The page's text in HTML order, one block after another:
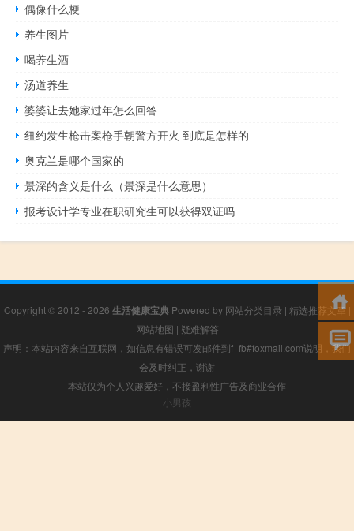
偶像什么梗
养生图片
喝养生酒
汤道养生
婆婆让去她家过年怎么回答
纽约发生枪击案枪手朝警方开火 到底是怎样的
奥克兰是哪个国家的
景深的含义是什么（景深是什么意思）
报考设计学专业在职研究生可以获得双证吗
Copyright © 2012 - 2026 生活健康宝典Powered by 网站分类目录 | 精选推荐文章|
网站地图 | 疑难解答
声明：本站内容来自互联网，如信息有错误可发邮件到f_fb#foxmail.com说明，我们
会及时纠正，谢谢
本站仅为个人兴趣爱好，不接盈利性广告及商业合作
小男孩